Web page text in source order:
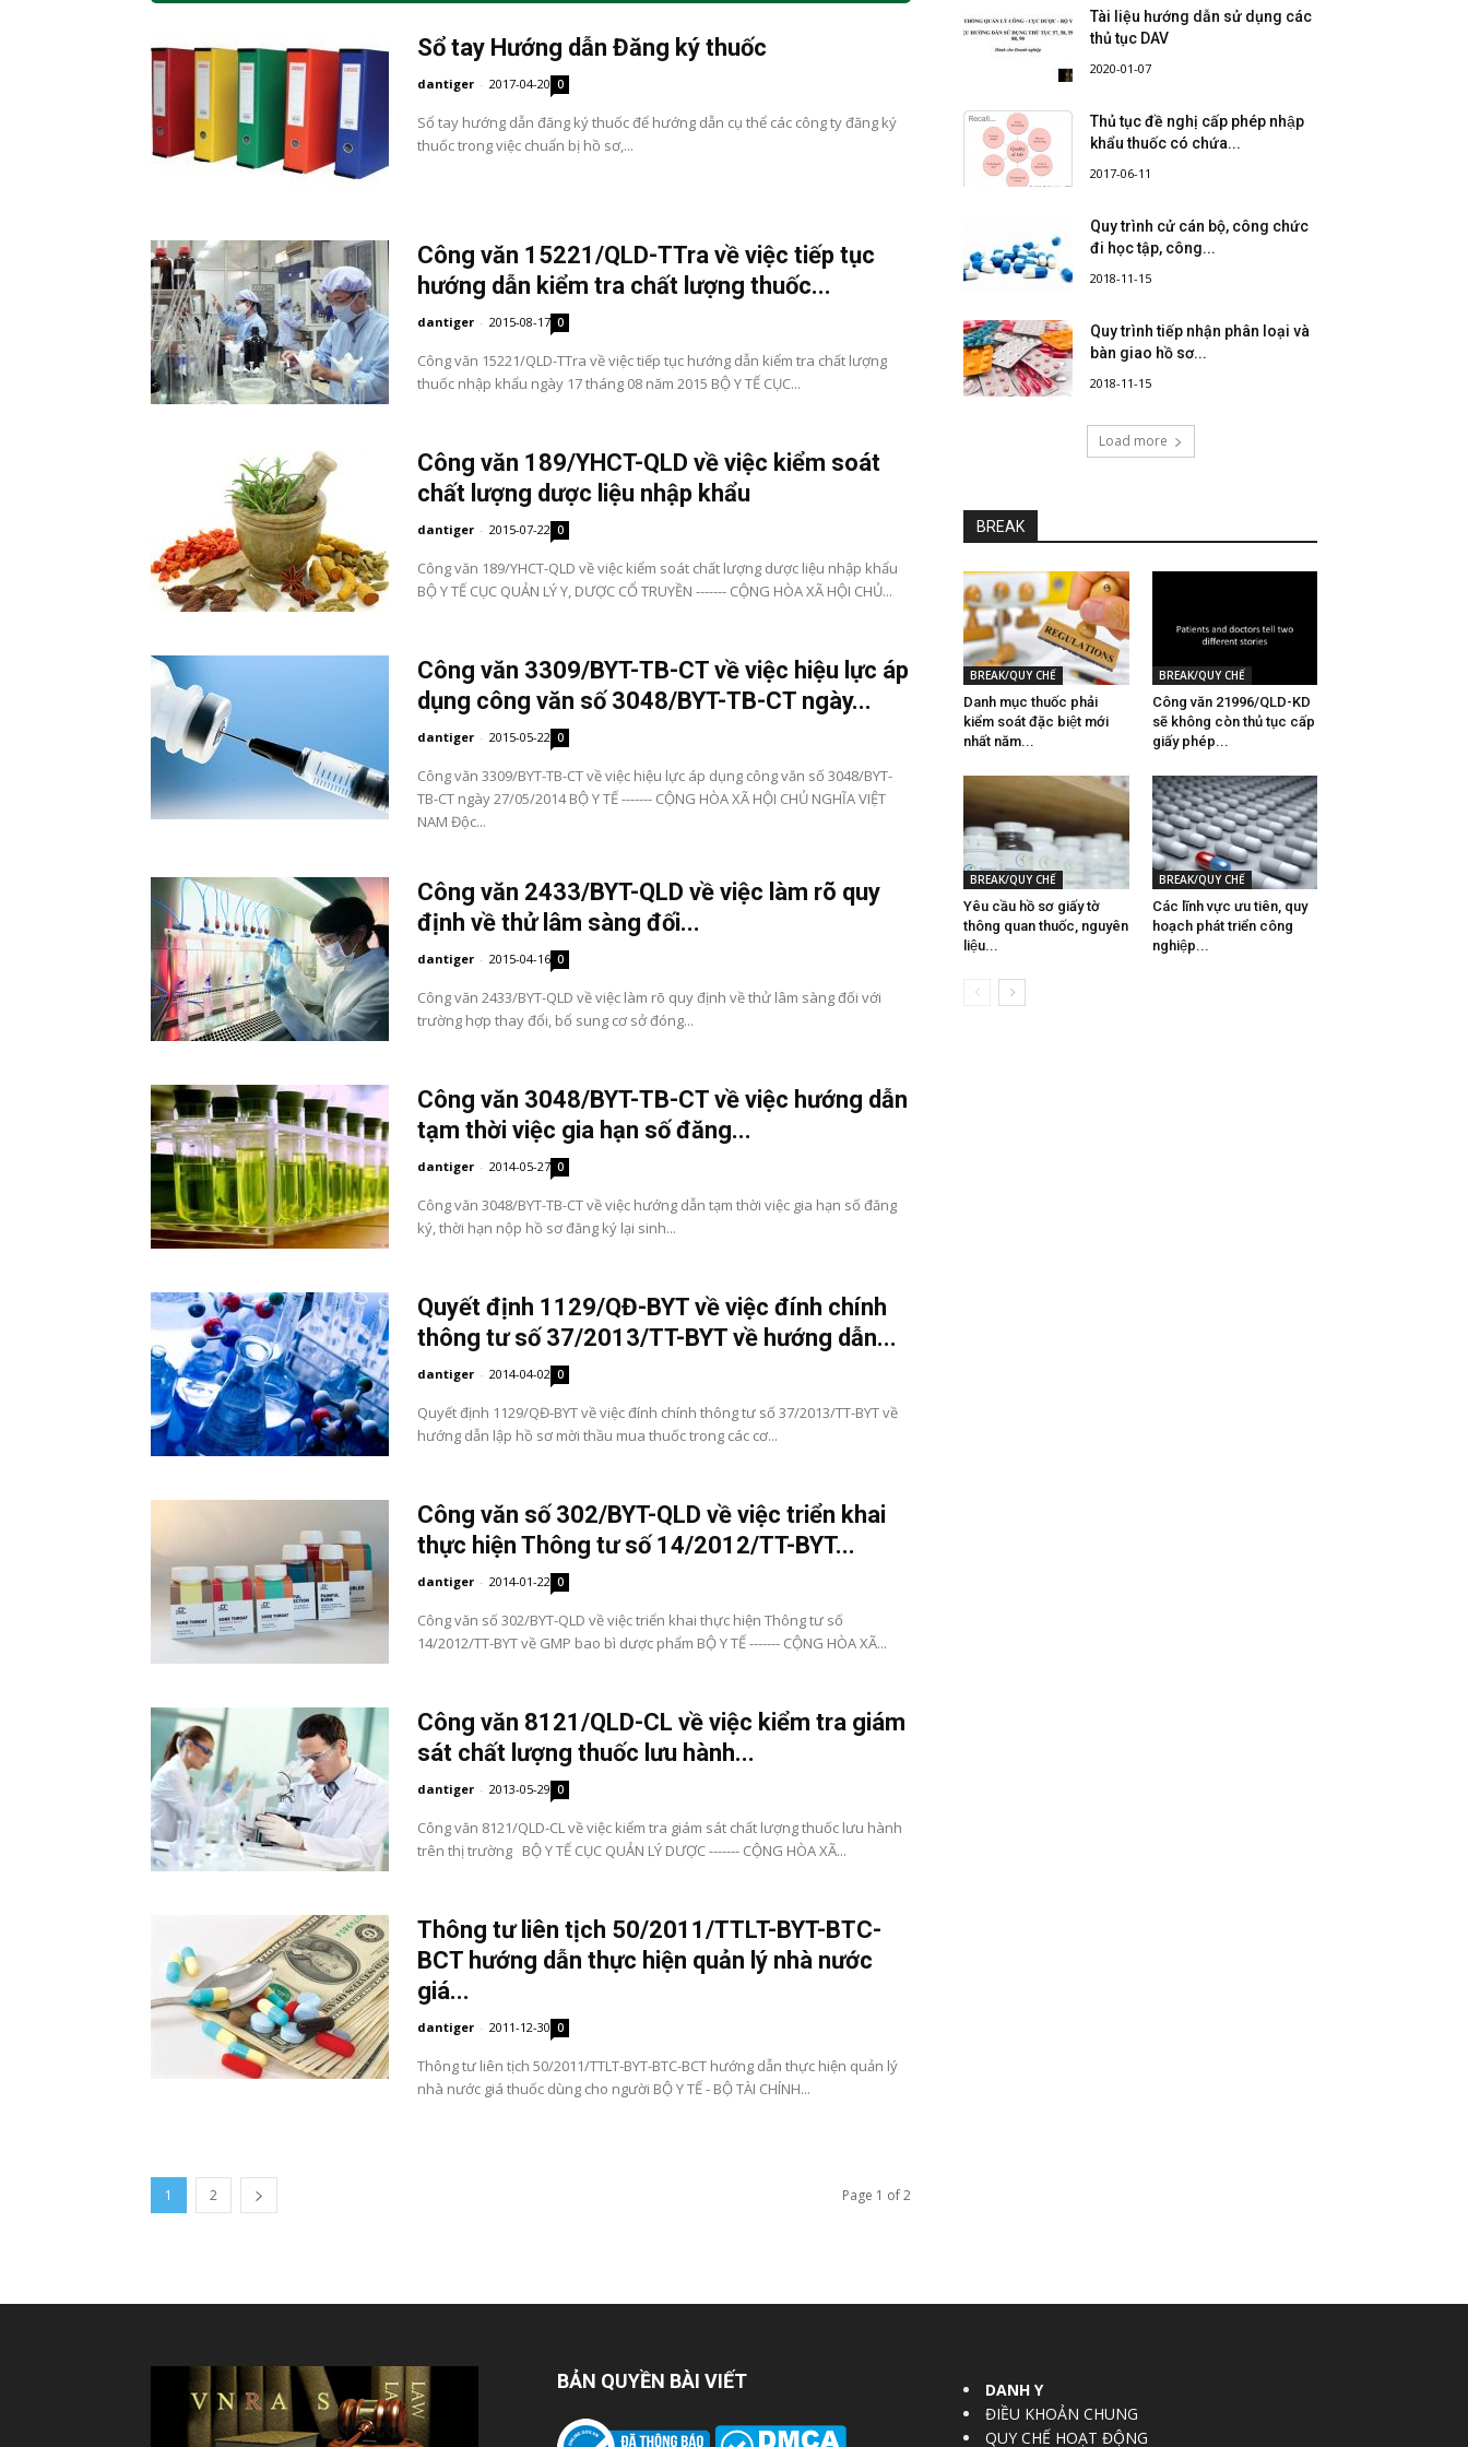
Sổ tay Hướng dẫn Đăng ký thuốc
dantiger - 2017-04-20 0
Sổ tay hướng dẫn đăng ký thuốc để hướng dẫn cụ thể các công ty đăng ký
thuốc trong việc chuẩn bị hồ sơ,...
Công văn 15221/QLD-TTra về việc tiếp tục
hướng dẫn kiểm tra chất lượng thuốc...
dantiger - 2015-08-17 0
Công văn 15221/QLD-TTra về việc tiếp tục hướng dẫn kiểm tra chất lượng
thuốc nhập khẩu ngày 17 tháng 08 năm 2015 BỘ Y TẾ CỤC...
Công văn 189/YHCT-QLD về việc kiểm soát
chất lượng dược liệu nhập khẩu
dantiger - 2015-07-22 0
Công văn 189/YHCT-QLD về việc kiểm soát chất lượng dược liệu nhập khẩu
BỘ Y TẾ CỤC QUẢN LÝ Y, DƯỢC CỔ TRUYỀN ------- CỘNG HÒA XÃ HỘI CHỦ...
Công văn 3309/BYT-TB-CT về việc hiệu lực áp
dụng công văn số 3048/BYT-TB-CT ngày...
dantiger - 2015-05-22 0
Công văn 3309/BYT-TB-CT về việc hiệu lực áp dụng công văn số 3048/BYT-
TB-CT ngày 27/05/2014 BỘ Y TẾ ------- CỘNG HÒA XÃ HỘI CHỦ NGHĨA VIỆT
NAM Độc...
Công văn 2433/BYT-QLD về việc làm rõ quy
định về thử lâm sàng đối...
dantiger - 2015-04-16 0
Công văn 2433/BYT-QLD về việc làm rõ quy định về thử lâm sàng đối với
trường hợp thay đổi, bổ sung cơ sở đóng...
Công văn 3048/BYT-TB-CT về việc hướng dẫn
tạm thời việc gia hạn số đăng...
dantiger - 2014-05-27 0
Công văn 3048/BYT-TB-CT về việc hướng dẫn tạm thời việc gia hạn số đăng
ký, thời hạn nộp hồ sơ đăng ký lại sinh...
Quyết định 1129/QĐ-BYT về việc đính chính
thông tư số 37/2013/TT-BYT về hướng dẫn...
dantiger - 2014-04-02 0
Quyết định 1129/QĐ-BYT về việc đính chính thông tư số 37/2013/TT-BYT về
hướng dẫn lập hồ sơ mời thầu mua thuốc trong các cơ...
Công văn số 302/BYT-QLD về việc triển khai
thực hiện Thông tư số 14/2012/TT-BYT...
dantiger - 2014-01-22 0
Công văn số 302/BYT-QLD về việc triển khai thực hiện Thông tư số
14/2012/TT-BYT về GMP bao bì dược phẩm BỘ Y TẾ ------- CỘNG HÒA XÃ...
Công văn 8121/QLD-CL về việc kiểm tra giám
sát chất lượng thuốc lưu hành...
dantiger - 2013-05-29 0
Công văn 8121/QLD-CL về việc kiểm tra giám sát chất lượng thuốc lưu hành
trên thị trường BỘ Y TẾ CỤC QUẢN LÝ DƯỢC ------- CỘNG HÒA XÃ...
Thông tư liên tịch 50/2011/TTLT-BYT-BTC-
BCT hướng dẫn thực hiện quản lý nhà nước
giá...
dantiger - 2011-12-30 0
Thông tư liên tịch 50/2011/TTLT-BYT-BTC-BCT hướng dẫn thực hiện quản lý
nhà nước giá thuốc dùng cho người BỘ Y TẾ - BỘ TÀI CHÍNH...
1 2 Page 1 of 2
Tài liệu hướng dẫn sử dụng các
thủ tục DAV
2020-01-07
Thủ tục đề nghị cấp phép nhập
khẩu thuốc có chứa...
2017-06-11
Quy trình cử cán bộ, công chức
đi học tập, công...
2018-11-15
Quy trình tiếp nhận phân loại và
bàn giao hồ sơ...
2018-11-15
Load more
BREAK
BREAK/QUY CHẾ
Danh mục thuốc phải
kiểm soát đặc biệt mới
nhất năm...
BREAK/QUY CHẾ
Công văn 21996/QLD-KD
sẽ không còn thủ tục cấp
giấy phép...
BREAK/QUY CHẾ
Yêu cầu hồ sơ giấy tờ
thông quan thuốc, nguyên
liệu...
BREAK/QUY CHẾ
Các lĩnh vực ưu tiên, quy
hoạch phát triển công
nghiệp...
BẢN QUYỀN BÀI VIẾT
DANH Y
ĐIỀU KHOẢN CHUNG
QUY CHẾ HOẠT ĐỘNG